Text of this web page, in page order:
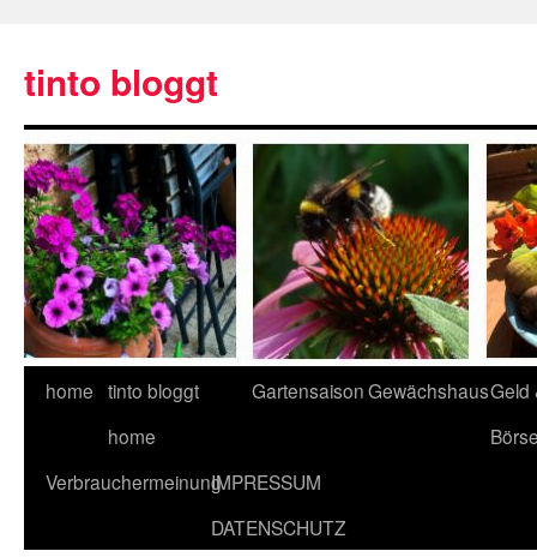
tinto bloggt
home tinto bloggt
home
GartensaisonGewächshausGeld
VerbrauchermeinungIMPRESSUM
DATENSCHUTZ